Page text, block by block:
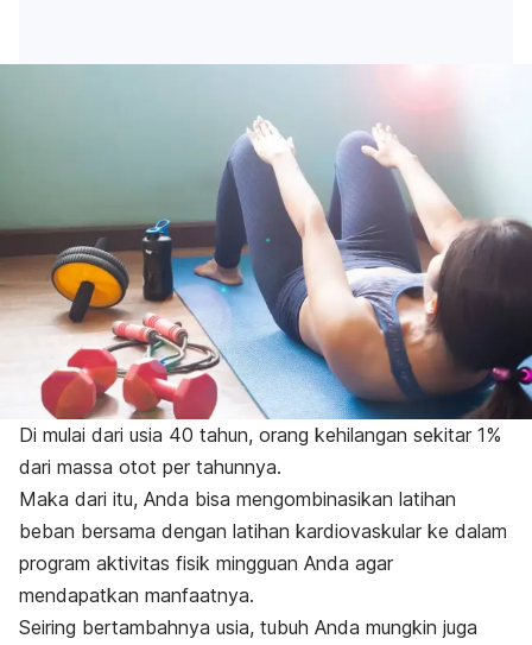
Di mulai dari usia 40 tahun, orang kehilangan sekitar 1%
dari massa otot per tahunnya.
Maka dari itu, Anda bisa mengombinasikan latihan
beban bersama dengan latihan kardiovaskular ke dalam
program aktivitas fisik mingguan Anda agar
mendapatkan manfaatnya.
Seiring bertambahnya usia, tubuh Anda mungkin juga